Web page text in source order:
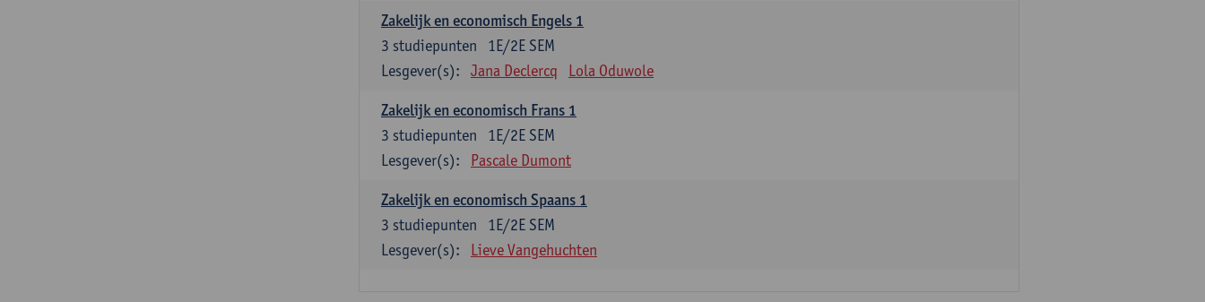
Zakelijk en economisch Engels 1
1E/2E SEM
3 studiepunten
Lesgever(s):
Jana Declercq Lola Oduwole
Zakelijk en economisch Frans 1
1E/2E SEM
3 studiepunten
Lesgever(s):
Pascale Dumont
Zakelijk en economisch Spaans 1
1E/2E SEM
3 studiepunten
Lesgever(s):
Lieve Vangehuchten